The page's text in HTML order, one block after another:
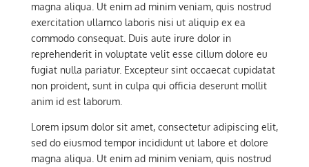
magna aliqua. Ut enim ad minim veniam, quis nostrud
exercitation ullamco laboris nisi ut aliquip ex ea
commodo consequat. Duis aute irure dolor in
reprehenderit in voluptate velit esse cillum dolore eu
fugiat nulla pariatur. Excepteur sint occaecat cupidatat
non proident, sunt in culpa qui officia deserunt mollit
anim id est laborum.
Lorem ipsum dolor sit amet, consectetur adipiscing elit,
sed do eiusmod tempor incididunt ut labore et dolore
magna aliqua. Ut enim ad minim veniam, quis nostrud